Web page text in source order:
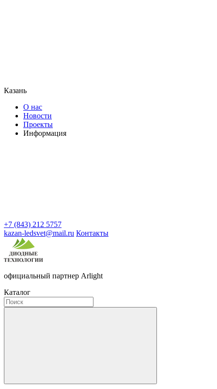
Казань
О нас
Новости
Проекты
Информация
+7 (843) 212 5757
kazan-ledsvet@mail.ru Контакты
официальный партнер Arlight
Каталог